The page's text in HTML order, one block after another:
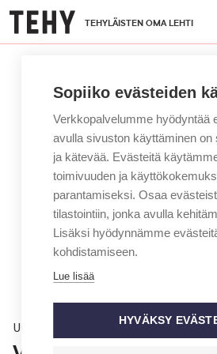
Hyppää
pääsisältöön
TEHYLÄISTEN OMA LEHTI
Uutinen
Sopiiko evästeiden
Verkkopalvelumme hyödyntää
avulla sivuston käyttäminen on
ja kätevää. Evästeitä
toimivuuden ja
parantamiseksi. Osaa
tilastointiin, jonka avulla
Lisäksi hyödynnämme
kohdistamiseen.
Lue lisää
HYVÄKSY